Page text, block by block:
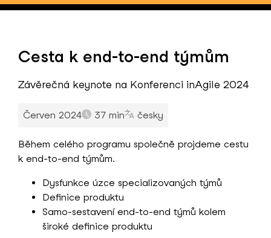
Cesta k end-to-end týmům
Závěrečná keynote na Konferenci inAgile 2024
Červen 2024 37 min česky
Během celého programu společně projdeme cestu
k end-to-end týmům.
Dysfunkce úzce specializovaných týmů
Definice produktu
Samo-sestavení end-to-end týmů kolem
široké definice produktu